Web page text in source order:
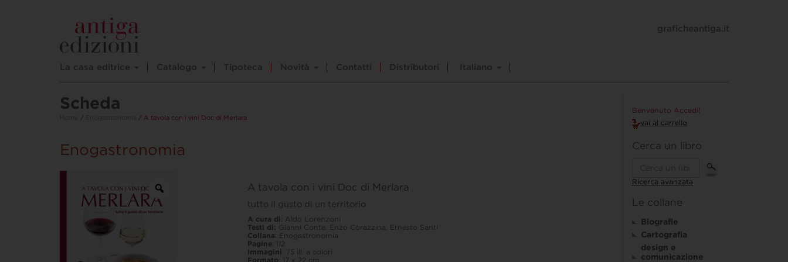
La casa editrice Catalogo Tipoteca Novità Contatti Distributori Italiano
graficheantiga.it
Scheda
/ / A tavola con i vini Doc di Merlara
Enogastronomia
A tavola con i vini Doc di Merlara
tutto il gusto di un territorio
A cura di: Aldo Lorenzoni
Testi di: Gianni Conte, Enzo Corazzina, Ernesto Santi
Collana: Enogastronomia
Pagine: 112
Immagini: 75 ill. a colori
Formato: 17 x 22 cm
Benvenuto Accedi!
vai al carrello
Cerca un libro
Ricerca avanzata
Le collane
Biografie
Cartografia
design e
comunicazione